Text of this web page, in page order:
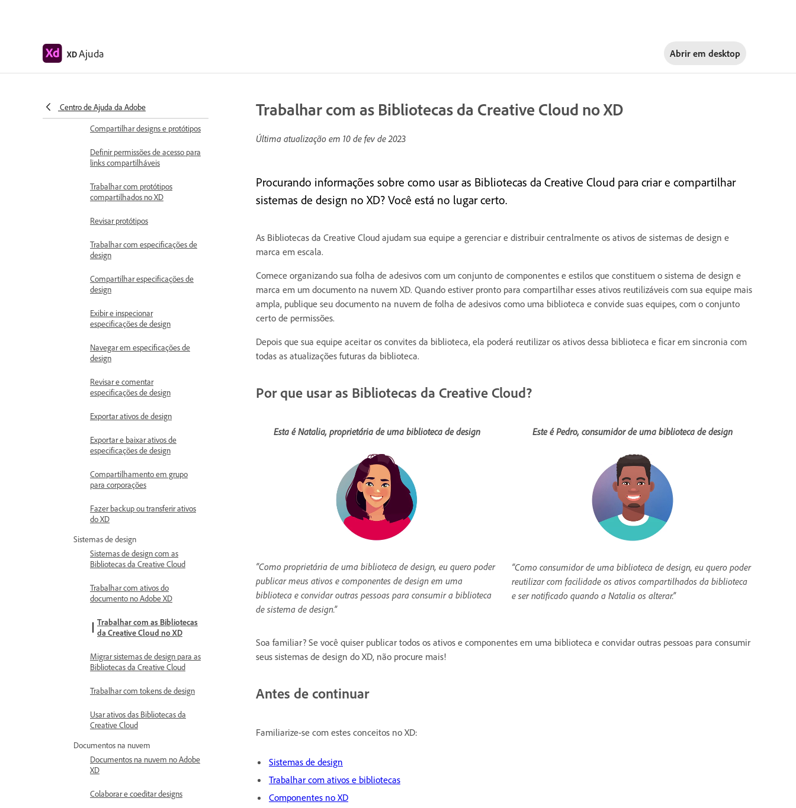
XDAjuda Abrir em desktop
Centro de Ajuda da Adobe
Visualizar designs e protótipos
selecionadas
Compartilhar designs e protótipos
Definir permissões de acesso para
links compartilháveis
Trabalhar com protótipos
compartilhados no XD
Revisar protótipos
Trabalhar com especificações de
design
Compartilhar especificações de
design
Exibir e inspecionar
especificações de design
Navegar em especificações de
design
Revisar e comentar
especificações de design
Exportar ativos de design
Exportar e baixar ativos de
especificações de design
Compartilhamento em grupo
para corporações
Fazer backup ou transferir ativos
do XD
Sistemas de design
Sistemas de design com as
Bibliotecas da Creative Cloud
Trabalhar com ativos do
documento no Adobe XD
Trabalhar com as Bibliotecas
da Creative Cloud no XD
Migrar sistemas de design para as
Bibliotecas da Creative Cloud
Trabalhar com tokens de design
Usar ativos das Bibliotecas da
Creative Cloud
Documentos na nuvem
Documentos na nuvem no Adobe
XD
Colaborar e coeditar designs
Trabalhar com as Bibliotecas da Creative Cloud no XD
Última atualização em 10 de fev de 2023
Procurando informações sobre como usar as Bibliotecas da Creative Cloud para criar e compartilhar
sistemas de design no XD? Você está no lugar certo.
As Bibliotecas da Creative Cloud ajudam sua equipe a gerenciar e distribuir centralmente os ativos de sistemas de design e
marca em escala.
Comece organizando sua folha de adesivos com um conjunto de componentes e estilos que constituem o sistema de design e
marca em um documento na nuvem XD. Quando estiver pronto para compartilhar esses ativos reutilizáveis com sua equipe mais
ampla, publique seu documento na nuvem de folha de adesivos como uma biblioteca e convide suas equipes, com o conjunto
certo de permissões.
Depois que sua equipe aceitar os convites da biblioteca, ela poderá reutilizar os ativos dessa biblioteca e ficar em sincronia com
todas as atualizações futuras da biblioteca.
Por que usar as Bibliotecas da Creative Cloud?
Esta é Natalia, proprietária de uma biblioteca de design
“Como proprietária de uma biblioteca de design, eu quero poder
publicar meus ativos e componentes de design em uma
biblioteca e convidar outras pessoas para consumir a biblioteca
de sistema de design.”
Este é Pedro, consumidor de uma biblioteca de design
“Como consumidor de uma biblioteca de design, eu quero poder
reutilizar com facilidade os ativos compartilhados da biblioteca
e ser notificado quando a Natalia os alterar.”
Soa familiar? Se você quiser publicar todos os ativos e componentes em uma biblioteca e convidar outras pessoas para consumir
seus sistemas de design do XD, não procure mais!
Antes de continuar
Familiarize-se com estes conceitos no XD:
Sistemas de design
Trabalhar com ativos e bibliotecas
Componentes no XD